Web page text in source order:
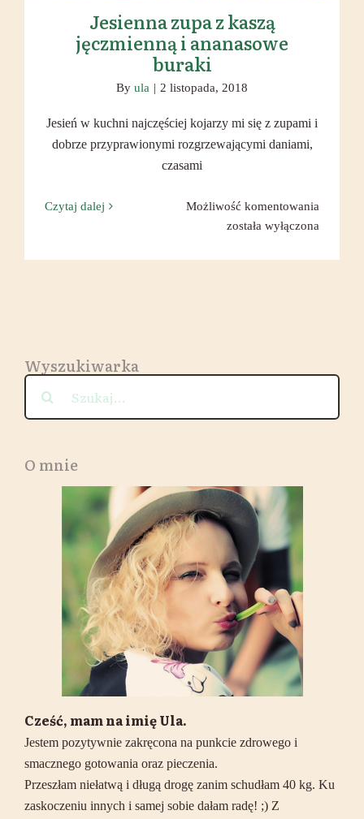
Jesienna zupa z kaszą
jęczmienną i ananasowe
buraki
By ula | 2 listopada, 2018
Jesień w kuchni najczęściej kojarzy mi się z zupami i
dobrze przyprawionymi rozgrzewającymi daniami,
czasami
Czytaj dalej Możliwość komentowania
kaszą
została wyłączona
Wyszukiwarka
O mnie
Cześć, mam na imię Ula.
Jestem pozytywnie zakręcona na punkcie zdrowego i
smacznego gotowania oraz pieczenia.
Przeszłam niełatwą i długą drogę zanim schudłam 40 kg. Ku
zaskoczeniu innych i samej sobie dałam radę! ;) Z